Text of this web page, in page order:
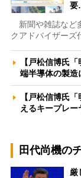
新聞や雑誌など
クアドバイザー
【戸松信博氏
端半導体の製
【戸松信博氏
えるキープレ
田代尚機の
厳